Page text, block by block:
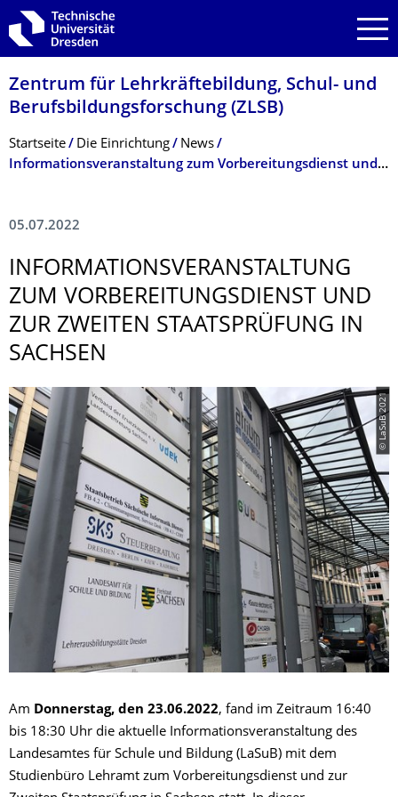
Zur Hauptnavigation springen
Zur Suche springen
Zum Inhalt springen
Zentrum für Lehrkräftebildung, Schul- und
Berufsbildungsfor­schung (ZLSB)
Breadcrumb-Menü
Startseite Die Einrichtung
News
Informationsveranstaltung zum Vorbereitungsdienst und zur Zweiten Staatsprüfung in Sachsen
05.07.2022
INFORMATIONS­VERANSTALTUNG
ZUM VORBEREITUNGS­DIENST UND
ZUR ZWEITEN STAATSPRÜFUNG IN
SACHSEN
© LaSuB 2021
Am Donnerstag, den 23.06.2022, fand im Zeitraum 16:40
bis 18:30 Uhr die aktuelle Informationsveranstaltung des
Landesamtes für Schule und Bildung (LaSuB) mit dem
Studienbüro Lehramt zum Vorbereitungsdienst und zur